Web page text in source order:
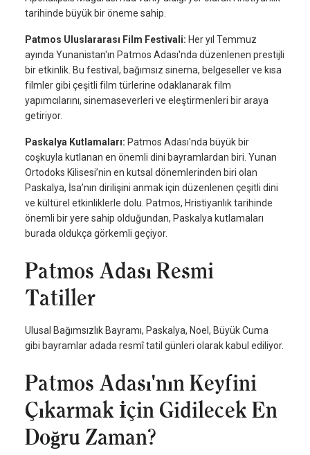
tarihinde büyük bir öneme sahip.
Patmos Uluslararası Film Festivali: Her yıl Temmuz
ayında Yunanistan'ın Patmos Adası'nda düzenlenen prestijli
bir etkinlik. Bu festival, bağımsız sinema, belgeseller ve kısa
filmler gibi çeşitli film türlerine odaklanarak film
yapımcılarını, sinemaseverleri ve eleştirmenleri bir araya
getiriyor.
Paskalya Kutlamaları: Patmos Adası'nda büyük bir
coşkuyla kutlanan en önemli dini bayramlardan biri. Yunan
Ortodoks Kilisesi’nin en kutsal dönemlerinden biri olan
Paskalya, İsa’nın dirilişini anmak için düzenlenen çeşitli dini
ve kültürel etkinliklerle dolu. Patmos, Hristiyanlık tarihinde
önemli bir yere sahip olduğundan, Paskalya kutlamaları
burada oldukça görkemli geçiyor.
Patmos Adası Resmi
Tatiller
Ulusal Bağımsızlık Bayramı, Paskalya, Noel, Büyük Cuma
gibi bayramlar adada resmî tatil günleri olarak kabul ediliyor.
Patmos Adası'nın Keyfini
Çıkarmak İçin Gidilecek En
Doğru Zaman?